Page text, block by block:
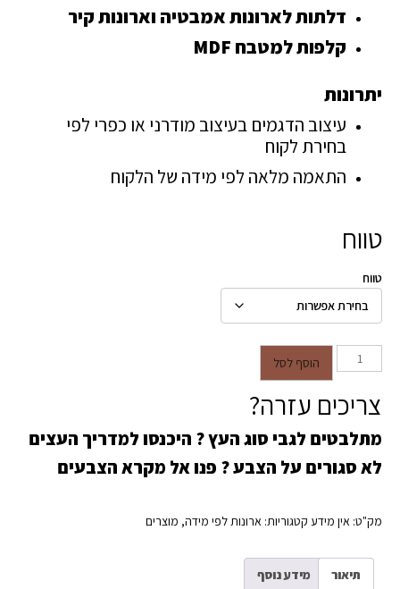
דלתות לארונות אמבטיה וארונות קיר
קלפות למטבח MDF
יתרונות
עיצוב הדגמים בעיצוב מודרני או כפרי לפי
בחירת לקוח
התאמה מלאה לפי מידה של הלקוח
טווח
טווח
כמות של דלתות מחורצות MDF
הוסף לסל
צריכים עזרה?
מתלבטים לגבי סוג העץ ? היכנסו למדריך העצים
לא סגורים על הצבע ? פנו אל מקרא הצבעים
מק"ט: אין מידע קטגוריות: ארונות לפי מידה, מוצרים
תיאור מידע נוסף